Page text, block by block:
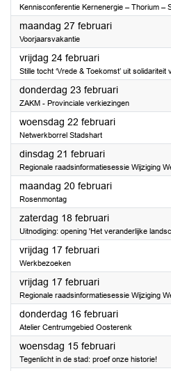
Kennisconferentie Kernenergie – Thorium –
maandag 27 februari2023
Voorjaarsvakantie
vrijdag 24 februari2023
Stille tocht ‘Vrede & Toekomst’ uit
donderdag 23 februari2023
ZAKM - Provinciale verkiezingen
woensdag 22 februari2023
Netwerkborrel Stadshart
dinsdag 21 februari2023
Regionale raadsinformatiesessie Wijziging
maandag 20 februari2023
Rosenmontag
zaterdag 18 februari2023
Uitnodiging: opening 'Het veranderlijke
vrijdag 17 februari2023
Werkbezoeken
vrijdag 17 februari2023
Regionale raadsinformatiesessie Wijziging
donderdag 16 februari2023
Atelier Centrumgebied Oosterenk
woensdag 15 februari2023
Tegenlicht in de stad: proef onze historie!